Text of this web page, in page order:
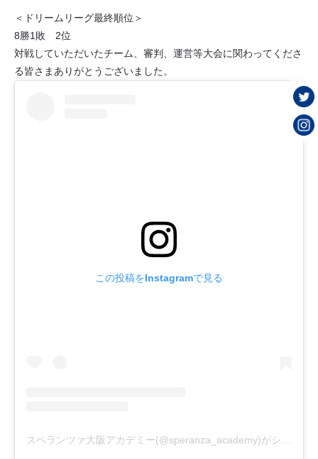
＜ドリームリーグ最終順位＞
8勝1敗 2位
対戦していただいたチーム、審判、運営等大会に関わってくださ
る皆さまありがとうございました。
この投稿をInstagramで見る